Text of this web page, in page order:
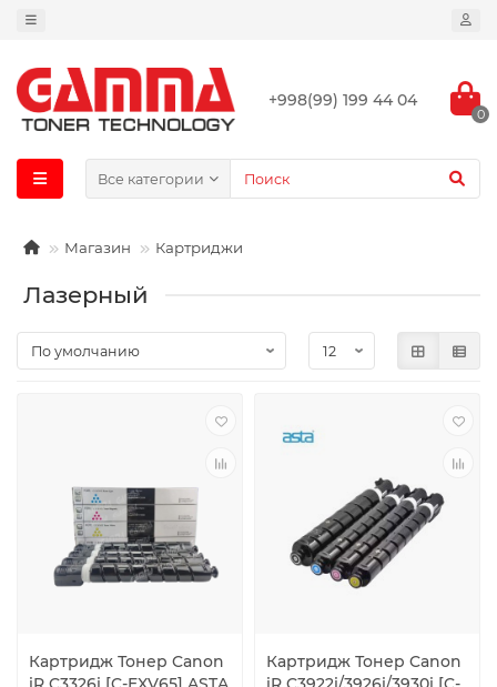
+998(99) 199 44 04
0
Все категории
Магазин Картриджи
Лазерный
Картридж Тонер Canon
Картридж Тонер Canon